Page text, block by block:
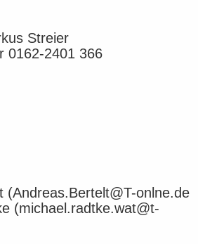
Streier
0162-2401 366
(Andreas.Bertelt@T-onlne.de
(michael.radtke.wat@t-